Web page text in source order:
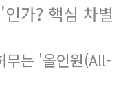
가? 핵심 차별
무는 '올인원(All-